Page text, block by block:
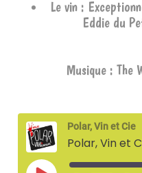
Le vin :
Eddie du
Musique : The
Polar, Vin et Cie
Polar, Vin et